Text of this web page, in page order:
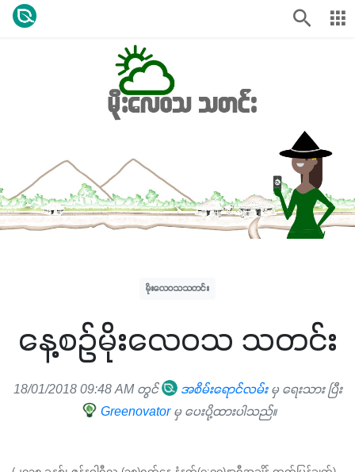
မိုးလေဝသသတင်း
နေ့စဉ်မိုးလေဝသ သတင်း
18/01/2018 09:48 AM တွင် အစိမ်းရောင်လမ်းမှ ရေးသား ပြီး
Greenovator မှ ပေးပို့ထားပါသည်။